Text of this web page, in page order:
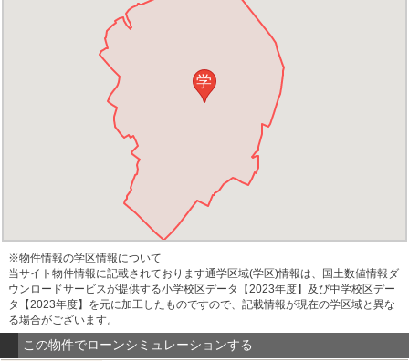
学
※物件情報の学区情報について
当サイト物件情報に記載されております通学区域(学区)情報は、国土数値情報ダ
ウンロードサービスが提供する小学校区データ【2023年度】及び中学校区デー
タ【2023年度】を元に加工したものですので、記載情報が現在の学区域と異な
る場合がございます。
この物件でローンシミュレーションする